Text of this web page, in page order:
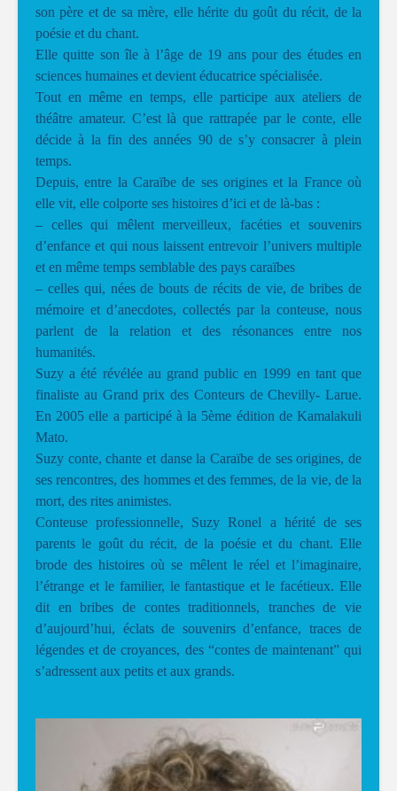
son père et de sa mère, elle hérite du goût du récit, de la
poésie et du chant.
Elle quitte son île à l’âge de 19 ans pour des études en
sciences humaines et devient éducatrice spécialisée.
Tout en même en temps, elle participe aux ateliers de
théâtre amateur. C’est là que rattrapée par le conte, elle
décide à la fin des années 90 de s’y consacrer à plein
temps.
Depuis, entre la Caraïbe de ses origines et la France où
elle vit, elle colporte ses histoires d’ici et de là-bas :
– celles qui mêlent merveilleux, facéties et souvenirs
d’enfance et qui nous laissent entrevoir l’univers multiple
et en même temps semblable des pays caraïbes
– celles qui, nées de bouts de récits de vie, de bribes de
mémoire et d’anecdotes, collectés par la conteuse, nous
parlent de la relation et des résonances entre nos
humanités.
Suzy a été révélée au grand public en 1999 en tant que
finaliste au Grand prix des Conteurs de Chevilly- Larue.
En 2005 elle a participé à la 5ème édition de Kamalakuli
Mato.
Suzy conte, chante et danse la Caraïbe de ses origines, de
ses rencontres, des hommes et des femmes, de la vie, de la
mort, des rites animistes.
Conteuse professionnelle, Suzy Ronel a hérité de ses
parents le goût du récit, de la poésie et du chant. Elle
brode des histoires où se mêlent le réel et l’imaginaire,
l’étrange et le familier, le fantastique et le facétieux. Elle
dit en bribes de contes traditionnels, tranches de vie
d’aujourd’hui, éclats de souvenirs d’enfance, traces de
légendes et de croyances, des “contes de maintenant” qui
s’adressent aux petits et aux grands.